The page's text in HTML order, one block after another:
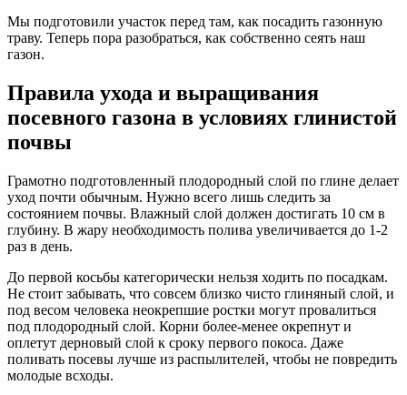
Мы подготовили участок перед там, как посадить газонную
траву. Теперь пора разобраться, как собственно сеять наш
газон.
Правила ухода и выращивания
посевного газона в условиях глинистой
почвы
Грамотно подготовленный плодородный слой по глине делает
уход почти обычным. Нужно всего лишь следить за
состоянием почвы. Влажный слой должен достигать 10 см в
глубину. В жару необходимость полива увеличивается до 1-2
раз в день.
До первой косьбы категорически нельзя ходить по посадкам.
Не стоит забывать, что совсем близко чисто глиняный слой, и
под весом человека неокрепшие ростки могут провалиться
под плодородный слой. Корни более-менее окрепнут и
оплетут дерновый слой к сроку первого покоса. Даже
поливать посевы лучше из распылителей, чтобы не повредить
молодые всходы.